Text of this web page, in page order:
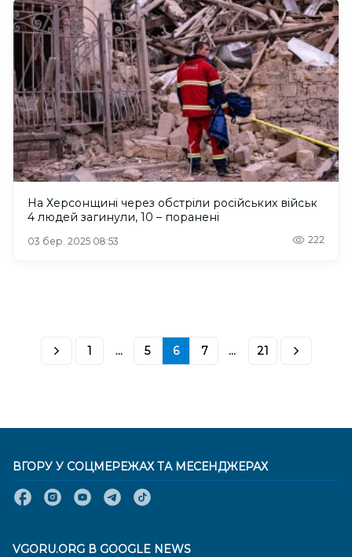
На Херсонщині через обстріли російських військ
4 людей загинули, 10 – поранені
03 бер. 2025 08:53 222
1 ... 5 6 7 ... 21
ВГОРУ У СОЦМЕРЕЖАХ ТА МЕСЕНДЖЕРАХ
VGORU.ORG В GOOGLE NEWS